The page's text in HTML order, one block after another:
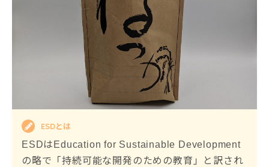
ESDとは
ESDはEducation for Sustainable Development
の略で「持続可能な開発のための教育」と訳され